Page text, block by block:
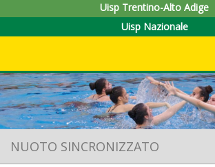
Uisp Trentino-Alto Adige
Uisp Nazionale
NUOTO SINCRONIZZATO